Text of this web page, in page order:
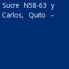
N58-63 y
Quito –